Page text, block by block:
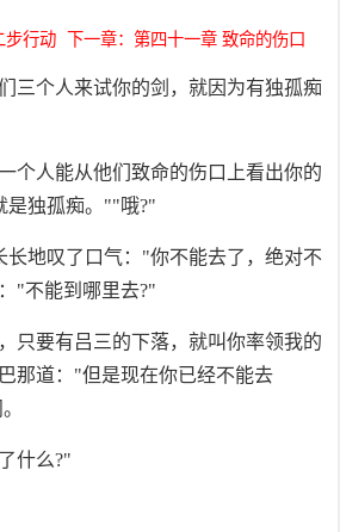
步行动 下一章：第四十一章 致命的伤口
三个人来试你的剑，就因为有独孤痴
个人能从他们致命的伤口上看出你的
是独孤痴。""哦?"
长地叹了口气："你不能去了，绝对不
"不能到哪里去?"
只要有吕三的下落，就叫你率领我的
那道："但是现在你已经不能去
什么?"